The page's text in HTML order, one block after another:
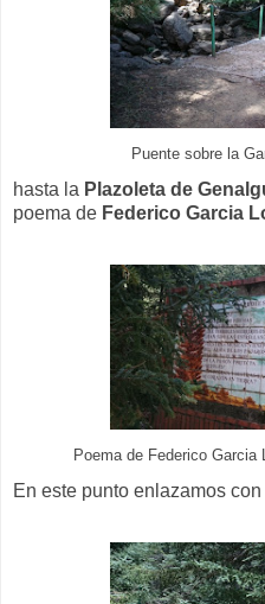
Puente sobre la
hasta la Plazoleta de
poema de Federico Garcia
Poema de Federico Garcia
En este punto enlazamos con